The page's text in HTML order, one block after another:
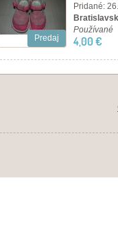
Predaj
Pridané:
Používané
4,00 €